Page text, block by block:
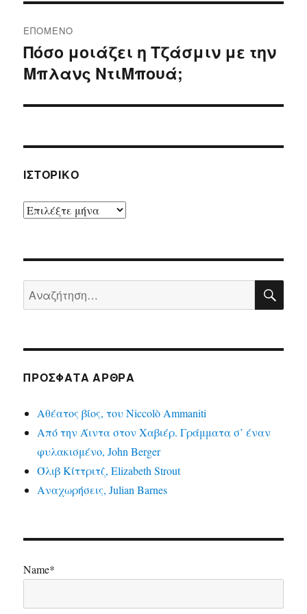
ΕΠΌΜΕΝΟ
Επόμενο
άρθρο:
Πόσο μοιάζει η Τζάσμιν με την
Μπλανς ΝτιΜπουά;
ΙΣΤΟΡΙΚΌ
Ιστορικό
Αναζήτηση
για:
ΠΡΌΣΦΑΤΑ ΆΡΘΡΑ
Αθέατος βίος, του Niccolò Ammaniti
Από την Άιντα στον Χαβιέρ. Γράμματα σ’ έναν
φυλακισμένο, John Berger
Όλιβ Κίττριτζ, Elizabeth Strout
Αναχωρήσεις, Julian Barnes
Name*